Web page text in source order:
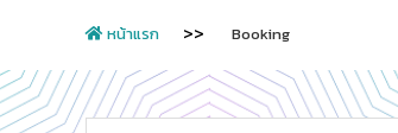
หน้าแรก Booking